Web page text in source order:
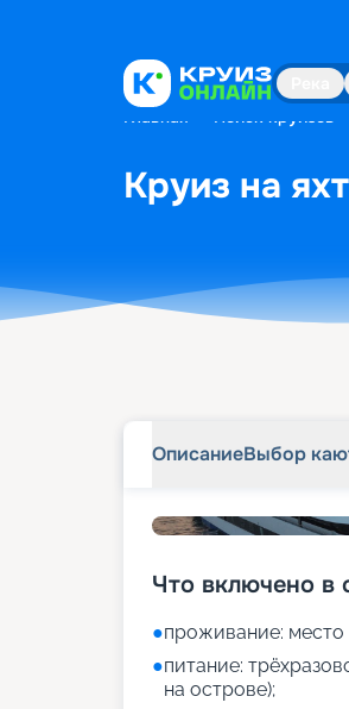
Главная Поиск круизов
Круиз на
ОписаниеВыбор
Что включено в
●проживание: место
●питание:
на острове);